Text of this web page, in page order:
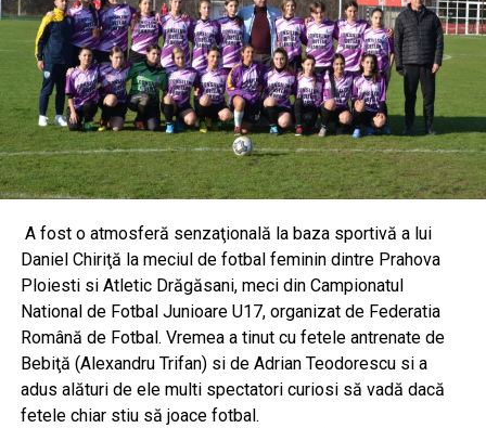
A fost o atmosferă senzaţională la baza sportivă a lui
Daniel Chiriţă la meciul de fotbal feminin dintre Prahova
Ploiesti si Atletic Drăgăsani, meci din Campionatul
National de Fotbal Junioare U17, organizat de Federatia
Română de Fotbal. Vremea a tinut cu fetele antrenate de
Bebiţă (Alexandru Trifan) si de Adrian Teodorescu si a
adus alături de ele multi spectatori curiosi să vadă dacă
fetele chiar stiu să joace fotbal.